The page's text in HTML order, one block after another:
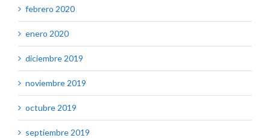
febrero 2020
enero 2020
diciembre 2019
noviembre 2019
octubre 2019
septiembre 2019